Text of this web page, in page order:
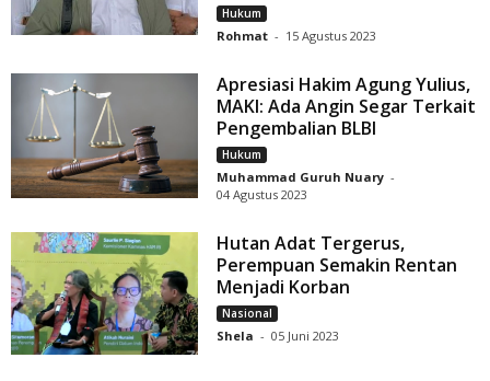
Hukum
Rohmat - 15 Agustus 2023
Apresiasi Hakim Agung Yulius,
MAKI: Ada Angin Segar Terkait
Pengembalian BLBI
Hukum
Muhammad Guruh Nuary -
04 Agustus 2023
Hutan Adat Tergerus,
Perempuan Semakin Rentan
Menjadi Korban
Nasional
Shela - 05 Juni 2023